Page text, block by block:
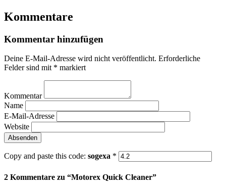
Kommentare
Kommentar hinzufügen
Deine E-Mail-Adresse wird nicht veröffentlicht. Erforderliche
Felder sind mit * markiert
Kommentar
Name
E-Mail-Adresse
Website
Copy and paste this code: sogexa *
2 Kommentare zu “Motorex Quick Cleaner”